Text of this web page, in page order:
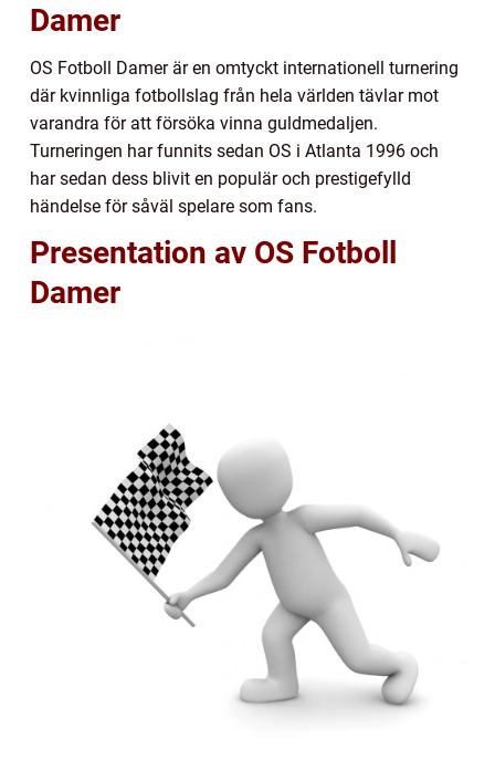
Damer
OS Fotboll Damer är en omtyckt internationell turnering
där kvinnliga fotbollslag från hela världen tävlar mot
varandra för att försöka vinna guldmedaljen.
Turneringen har funnits sedan OS i Atlanta 1996 och
har sedan dess blivit en populär och prestigefylld
händelse för såväl spelare som fans.
Presentation av OS Fotboll
Damer